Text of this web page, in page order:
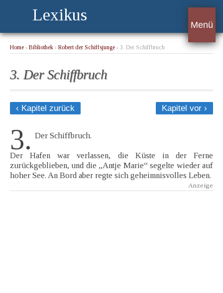
Lexikus
Menü
Home › Bibliothek › Robert der Schiffsjunge › 3. Der Schiffbruch
3. Der Schiffbruch
‹ Kapitel zurück Kapitel vor ›
3. Der Schiffbruch.
Der Hafen war verlassen, die Küste in der Ferne
zurückgeblieben, und die „Antje Marie“ segelte wieder auf
hoher See. An Bord aber regte sich geheimnisvolles Leben.